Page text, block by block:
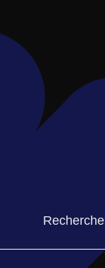
Trouvez